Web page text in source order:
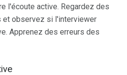
l'écoute active. Regardez des
observez si l'interviewer
Apprenez des erreurs des